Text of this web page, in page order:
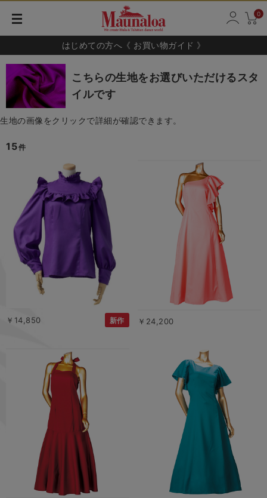
0
はじめての方へ《 お買い物ガイド 》
こちらの生地をお選びいただけるスタ
イルです
生地の画像をクリックで詳細が確認できます。
15件
￥14,850 新作 ￥24,200